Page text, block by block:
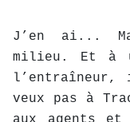
J’en ai...
milieu. Et à
l’entraîneur,
veux pas à